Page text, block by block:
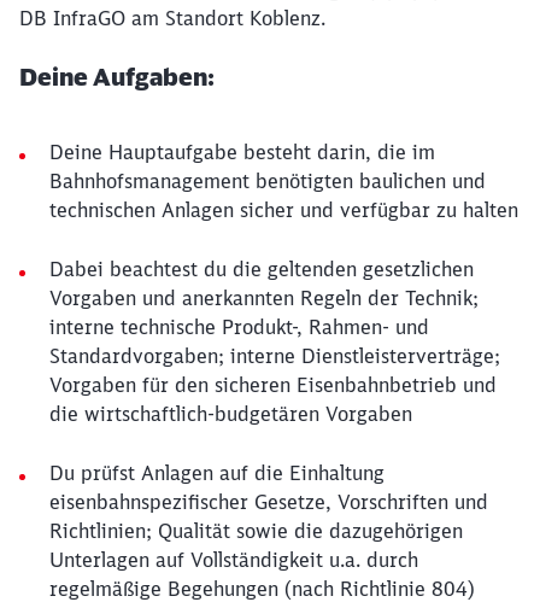
DB InfraGO am Standort Koblenz.
Deine Aufgaben:
Deine Hauptaufgabe besteht darin, die im
Bahnhofsmanagement benötigten baulichen und
technischen Anlagen sicher und verfügbar zu halten
Dabei beachtest du die geltenden gesetzlichen
Vorgaben und anerkannten Regeln der Technik;
interne technische Produkt-, Rahmen- und
Standardvorgaben; interne Dienstleisterverträge;
Vorgaben für den sicheren Eisenbahnbetrieb und
die wirtschaftlich-budgetären Vorgaben
Du prüfst Anlagen auf die Einhaltung
eisenbahnspezifischer Gesetze, Vorschriften und
Richtlinien; Qualität sowie die dazugehörigen
Unterlagen auf Vollständigkeit u.a. durch
regelmäßige Begehungen (nach Richtlinie 804)